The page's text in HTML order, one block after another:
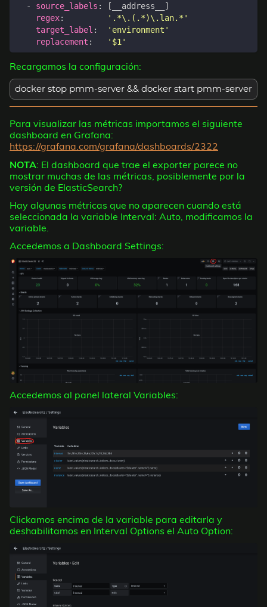
- source_labels : [
__address__]
regex:
'.*\.(.*)\.lan.*'
target_label :
'environment'
replacement : '$1'
Recargamos la configuración:
docker stop pmm-server && docker start pmm-server
Para visualizar las métricas importamos el siguiente
dashboard en Grafana:
https://grafana.com/grafana/dashboards/2322
NOTA: El dashboard que trae el exporter parece no
mostrar muchas de las métricas, posiblemente por la
versión de ElasticSearch?
Hay algunas métricas que no aparecen cuando está
seleccionada la variable Interval: Auto, modificamos la
variable.
Accedemos a Dashboard Settings:
Accedemos al panel lateral Variables:
Clickamos encima de la variable para editarla y
deshabilitamos en Interval Options el Auto Option: